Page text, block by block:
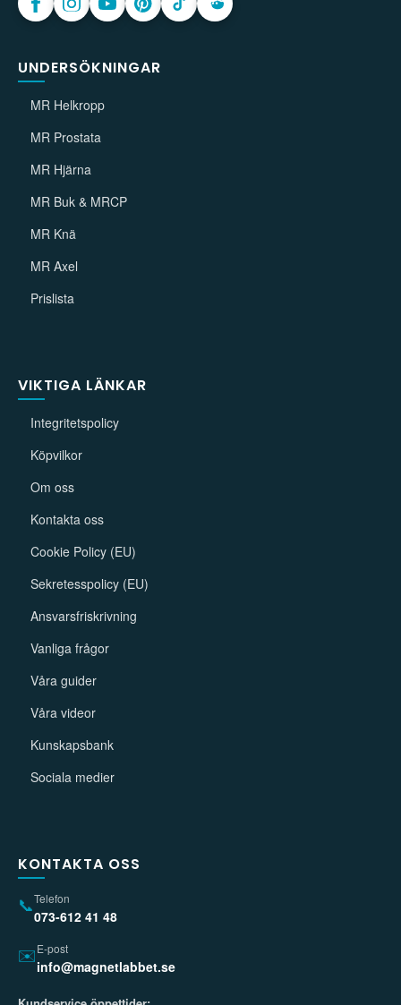
UNDERSÖKNINGAR
MR Helkropp
MR Prostata
MR Hjärna
MR Buk & MRCP
MR Knä
MR Axel
Prislista
VIKTIGA LÄNKAR
Integritetspolicy
Köpvilkor
Om oss
Kontakta oss
Cookie Policy (EU)
Sekretesspolicy (EU)
Ansvarsfriskrivning
Vanliga frågor
Våra guider
Våra videor
Kunskapsbank
Sociala medier
KONTAKTA OSS
📞Telefon
073-612 41 48
✉️E-post
info@magnetlabbet.se